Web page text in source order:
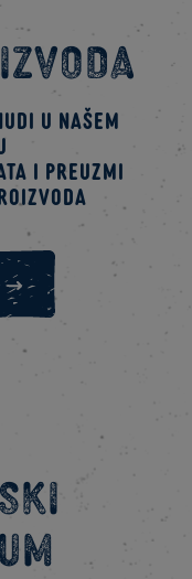
u našem
i preuzmi